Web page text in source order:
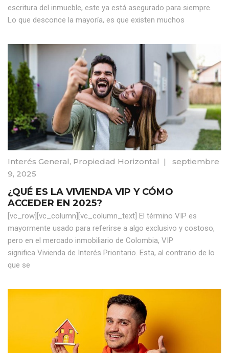
escritura del inmueble, este ya está asegurado para siempre.
Lo que desconce la mayoría, es que existen muchos
Interés General, Propiedad Horizontal | septiembre
9, 2025
¿QUÉ ES LA VIVIENDA VIP Y CÓMO
ACCEDER EN 2025?
[vc_row][vc_column][vc_column_text] El término VIP es
mayormente usado para referirse a algo exclusivo y costoso,
pero en el mercado inmobiliario de Colombia, VIP
significa Vivienda de Interés Prioritario. Esta, al contrario de lo
que se